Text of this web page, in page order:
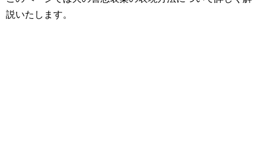
説いたします。